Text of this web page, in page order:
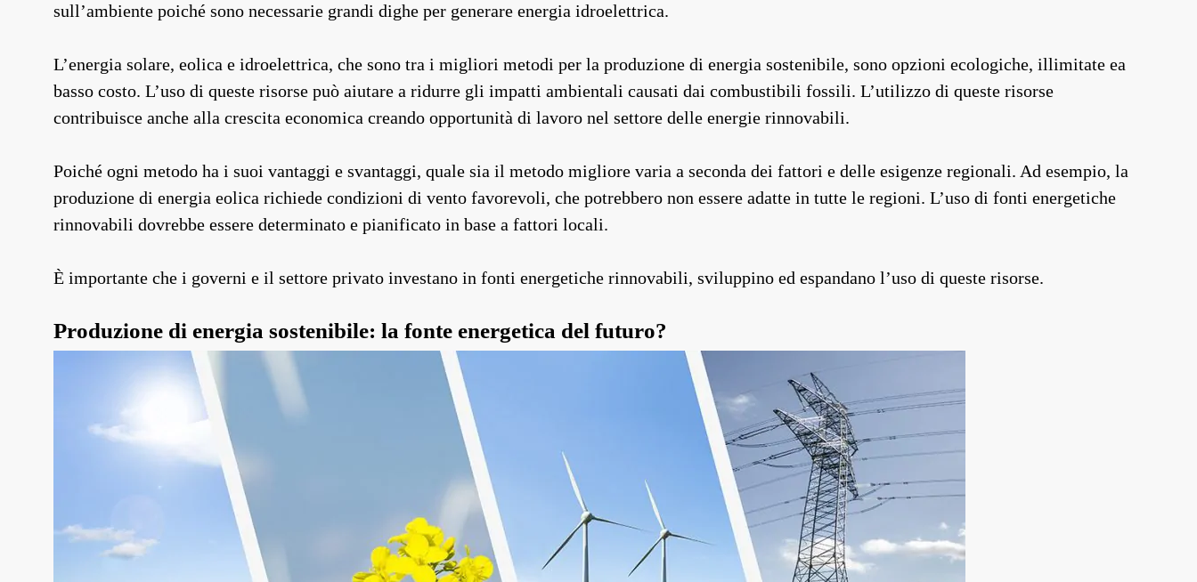
sull’ambiente poiché sono necessarie grandi dighe per generare energia idroelettrica.
L’energia solare, eolica e idroelettrica, che sono tra i migliori metodi per la produzione di energia sostenibile, sono opzioni ecologiche, illimitate ea
basso costo. L’uso di queste risorse può aiutare a ridurre gli impatti ambientali causati dai combustibili fossili. L’utilizzo di queste risorse
contribuisce anche alla crescita economica creando opportunità di lavoro nel settore delle energie rinnovabili.
Poiché ogni metodo ha i suoi vantaggi e svantaggi, quale sia il metodo migliore varia a seconda dei fattori e delle esigenze regionali. Ad esempio, la
produzione di energia eolica richiede condizioni di vento favorevoli, che potrebbero non essere adatte in tutte le regioni. L’uso di fonti energetiche
rinnovabili dovrebbe essere determinato e pianificato in base a fattori locali.
È importante che i governi e il settore privato investano in fonti energetiche rinnovabili, sviluppino ed espandano l’uso di queste risorse.
Produzione di energia sostenibile: la fonte energetica del futuro?